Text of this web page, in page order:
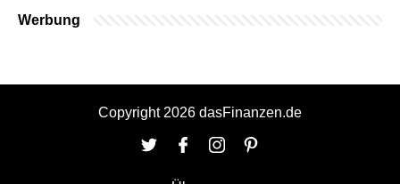
Werbung
Copyright 2026 dasFinanzen.de